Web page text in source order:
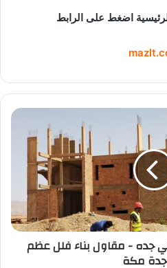
اضغط على الرابط
جده - مقاول بناء فلل عظم
مكة